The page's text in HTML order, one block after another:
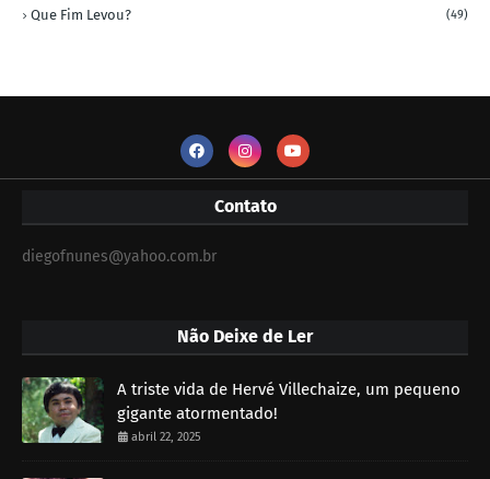
Que Fim Levou? (49)
Contato
diegofnunes@yahoo.com.br
Não Deixe de Ler
A triste vida de Hervé Villechaize, um pequeno
gigante atormentado!
abril 22, 2025